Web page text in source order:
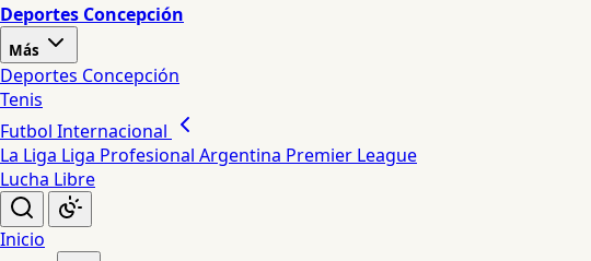
Deportes Concepción
Más
Deportes Concepción
Tenis
Futbol Internacional
La Liga Liga Profesional Argentina Premier League
Lucha Libre
Inicio